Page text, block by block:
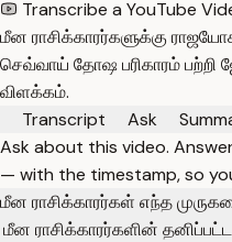
Transcribe a YouTube
மீன ராசிக்காரர்களுக்கு
செவ்வாய் தோஷ பரிகாரம் பற்றி
விளக்கம்.
Transcript
Ask
Ask about this video.
— with the timestamp, so
மீன ராசிக்காரர்கள் எந்த
மீன ராசிக்காரர்களின்